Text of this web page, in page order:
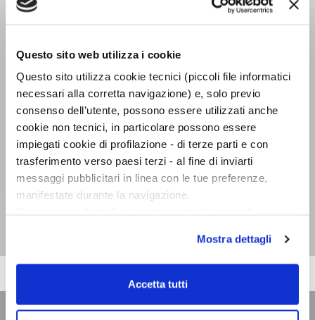
Questo sito web utilizza i cookie
Questo sito utilizza cookie tecnici (piccoli file informatici
necessari alla corretta navigazione) e, solo previo
consenso dell’utente, possono essere utilizzati anche
cookie non tecnici, in particolare possono essere
impiegati cookie di profilazione - di terze parti e con
trasferimento verso paesi terzi - al fine di inviarti
messaggi pubblicitari in linea con le tue preferenze,
manifestate durante la navigazione.
scelte privacy sui cookie, ti invitiamo a prendere visione
dell’informativa cookie.
Chiudendo il banner tramite la “X” prosegui la
dei soli cookie tecnici. Selezionando “Accetta tutti” presti
Mostra dettagli
Accetta tutti
Ladri d'ossa